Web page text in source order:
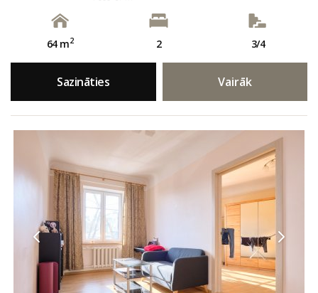
64 m2 2 3/4
Sazināties Vairāk